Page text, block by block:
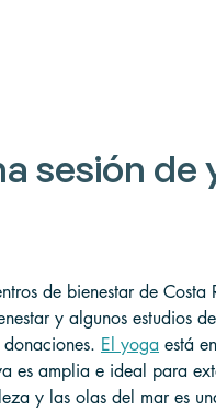
sesión
de bienestar de
y algunos estudios
El yoga está
es amplia e ideal para
y las olas del mar es